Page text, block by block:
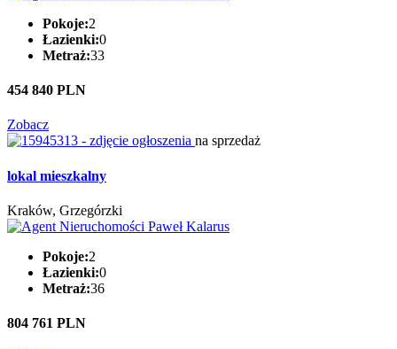
Pokoje:2
Łazienki:0
Metraż:33
454 840 PLN
Zobacz
na sprzedaż
lokal mieszkalny
Kraków, Grzegórzki
Pokoje:2
Łazienki:0
Metraż:36
804 761 PLN